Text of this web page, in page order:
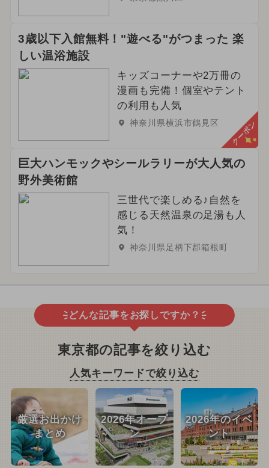
3歳以下入館無料！"遊べる"がつまった 楽
しい温浴施設
キッズコーナーや2万冊の
漫画も完備！個室やテント
の利用も人気
神奈川県横浜市鶴見区 クーポン
巨大ハンモックやシールラリーが大人気の
野外美術館
三世代で楽しめる♪自然を
感じる天然温泉の足湯も人
気！
神奈川県足柄下郡箱根町
どんな記事をお探しですか？
東京都の記事を絞り込む
人気キーワードで絞り込む
厳選お出かけ
まとめ
2026年オープ
ン
2026年のイベ
ント